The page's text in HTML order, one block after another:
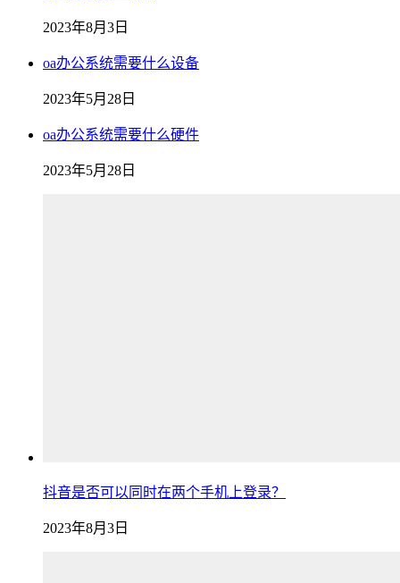
2023年8月3日
oa办公系统需要什么设备
2023年5月28日
oa办公系统需要什么硬件
2023年5月28日
抖音是否可以同时在两个手机上登录？
2023年8月3日